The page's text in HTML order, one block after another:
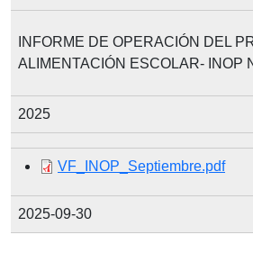
INFORME DE OPERACIÓN DEL
ALIMENTACIÓN ESCOLAR- INOP
2025
Document
VF_INOP_Septiembre.pdf
2025-09-30